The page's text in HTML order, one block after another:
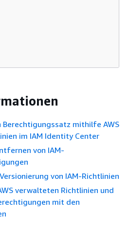
Berechtigungssatz mithilfe AWS
im IAM Identity Center
von IAM-
von IAM-Richtlinien
verwalteten Richtlinien und
mit den